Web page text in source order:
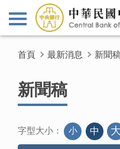
首頁 最新消息 新聞
新聞稿
字型大小： 小 中 大